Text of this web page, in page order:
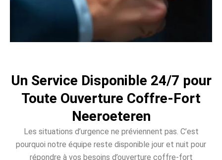
Un Service Disponible 24/7 pour
Toute Ouverture Coffre-Fort
Neeroeteren
Les situations d’urgence ne préviennent pas. C’est
pourquoi notre équipe reste disponible jour et nuit pour
répondre à vos besoins d’ouverture coffre-fort